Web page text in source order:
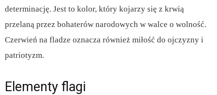
determinację. Jest to kolor, który kojarzy się z krwią
przelaną przez bohaterów narodowych w walce o wolność.
Czerwień na fladze oznacza również miłość do ojczyzny i
patriotyzm.
Elementy flagi